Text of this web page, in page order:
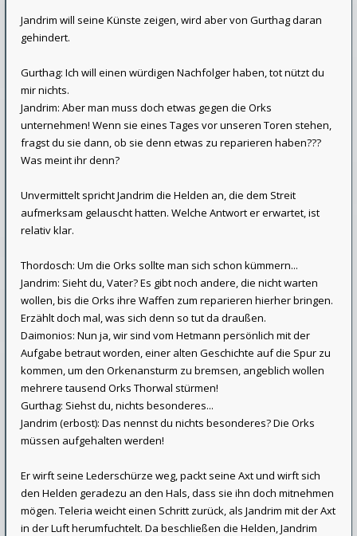
Jandrim will seine Künste zeigen, wird aber von Gurthag daran
gehindert.
Gurthag: Ich will einen würdigen Nachfolger haben, tot nützt du
mir nichts.
Jandrim: Aber man muss doch etwas gegen die Orks
unternehmen! Wenn sie eines Tages vor unseren Toren stehen,
fragst du sie dann, ob sie denn etwas zu reparieren haben???
Was meint ihr denn?
Unvermittelt spricht Jandrim die Helden an, die dem Streit
aufmerksam gelauscht hatten. Welche Antwort er erwartet, ist
relativ klar.
Thordosch: Um die Orks sollte man sich schon kümmern...
Jandrim: Sieht du, Vater? Es gibt noch andere, die nicht warten
wollen, bis die Orks ihre Waffen zum reparieren hierher bringen.
Erzählt doch mal, was sich denn so tut da draußen.
Daimonios: Nun ja, wir sind vom Hetmann persönlich mit der
Aufgabe betraut worden, einer alten Geschichte auf die Spur zu
kommen, um den Orkenansturm zu bremsen, angeblich wollen
mehrere tausend Orks Thorwal stürmen!
Gurthag: Siehst du, nichts besonderes...
Jandrim (erbost): Das nennst du nichts besonderes? Die Orks
müssen aufgehalten werden!
Er wirft seine Lederschürze weg, packt seine Axt und wirft sich
den Helden geradezu an den Hals, dass sie ihn doch mitnehmen
mögen. Teleria weicht einen Schritt zurück, als Jandrim mit der Axt
in der Luft herumfuchtelt. Da beschließen die Helden, Jandrim